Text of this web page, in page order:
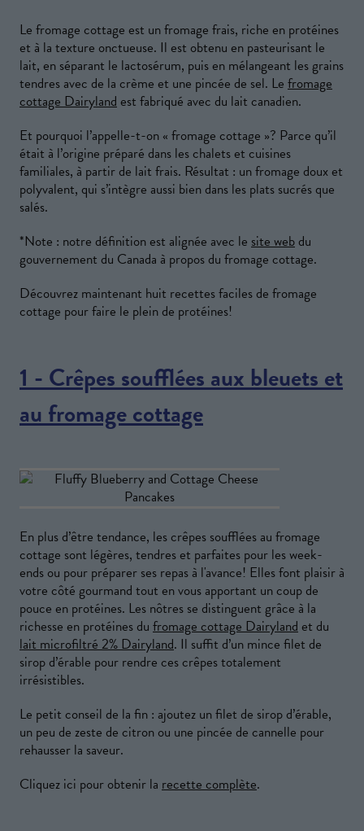
Le fromage cottage est un fromage frais, riche en protéines
et à la texture onctueuse. Il est obtenu en pasteurisant le
lait, en séparant le lactosérum, puis en mélangeant les grains
tendres avec de la crème et une pincée de sel. Le fromage
cottage Dairyland est fabriqué avec du lait canadien.
Et pourquoi l’appelle-t-on « fromage cottage »? Parce qu’il
était à l’origine préparé dans les chalets et cuisines
familiales, à partir de lait frais. Résultat : un fromage doux et
polyvalent, qui s’intègre aussi bien dans les plats sucrés que
salés.
*Note : notre définition est alignée avec le site web du
gouvernement du Canada à propos du fromage cottage.
Découvrez maintenant huit recettes faciles de fromage
cottage pour faire le plein de protéines!
1 - Crêpes soufflées aux bleuets et
au fromage cottage
En plus d’être tendance, les crêpes soufflées au fromage
cottage sont légères, tendres et parfaites pour les week-
ends ou pour préparer ses repas à l'avance! Elles font plaisir à
votre côté gourmand tout en vous apportant un coup de
pouce en protéines. Les nôtres se distinguent grâce à la
richesse en protéines du fromage cottage Dairyland et du
lait microfiltré 2% Dairyland. Il suffit d’un mince filet de
sirop d’érable pour rendre ces crêpes totalement
irrésistibles.
Le petit conseil de la fin : ajoutez un filet de sirop d’érable,
un peu de zeste de citron ou une pincée de cannelle pour
rehausser la saveur.
Cliquez ici pour obtenir la recette complète.